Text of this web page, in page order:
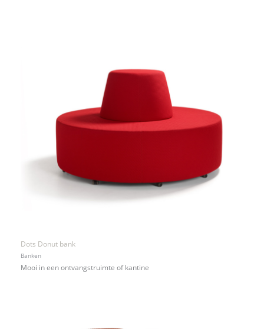
Dots Donut bank
Banken
Mooi in een ontvangstruimte of kantine